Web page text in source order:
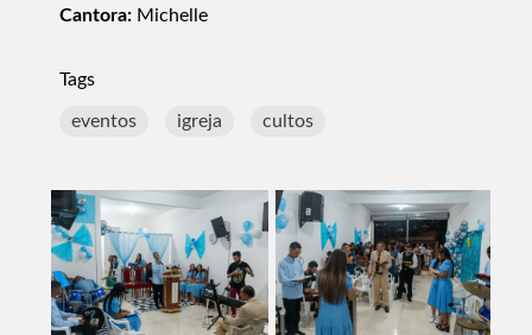
Cantora: Michelle
Tags
eventos igreja cultos